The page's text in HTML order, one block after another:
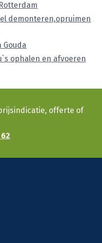
demonteren,opruimen
ophalen en afvoeren
offerte of